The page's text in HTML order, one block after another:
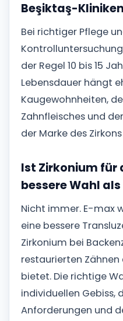
Beşiktaş-
Bei richtiger Pflege
der Regel 10 bis 15
Lebensdauer hängt
Kaugewohnheiten,
Zahnfleisches und der
der Marke des
Ist Zirkonium für
bessere Wahl
Nicht immer. E-max
eine bessere
Zirkonium bei
restaurierten Zähnen
bietet. Die richtige
individuellen Gebiss,
Anforderungen und